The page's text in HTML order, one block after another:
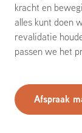
kracht en
alles kunt doen
revalidatie
passen we het
Afspraak